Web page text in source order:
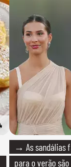
→ As sandálias
para o verão